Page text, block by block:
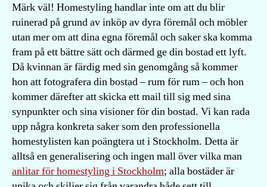
Märk väl! Homestyling handlar inte om att du blir
ruinerad på grund av inköp av dyra föremål och möbler
utan mer om att dina egna föremål och saker ska komma
fram på ett bättre sätt och därmed ge din bostad ett lyft.
Då kvinnan är färdig med sin genomgång så kommer
hon att fotografera din bostad – rum för rum – och hon
kommer därefter att skicka ett mail till sig med sina
synpunkter och sina visioner för din bostad. Vi kan rada
upp några konkreta saker som den professionella
homestylisten kan poängtera ut i Stockholm. Detta är
alltså en generalisering och ingen mall över vilka man
anlitar för homestyling i Stockholm; alla bostäder är